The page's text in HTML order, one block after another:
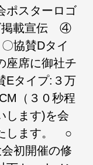
スターロゴ
掲載宣伝 ④
協賛Dタイ
席に御社チ
Eタイプ:３万
（３０秒程
します)を会
します。 ○
初開催の修